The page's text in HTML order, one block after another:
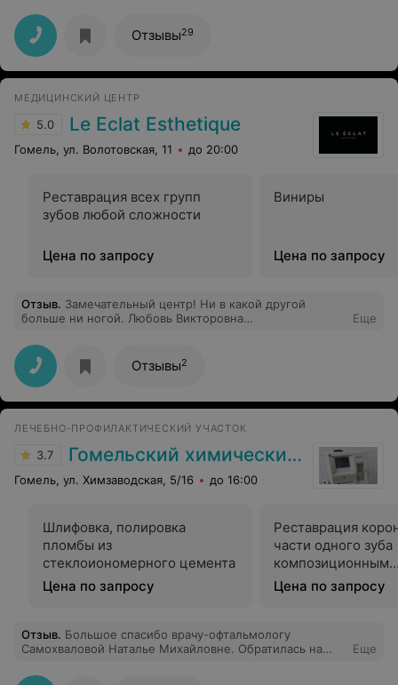
кариозной полости при
разрушении до 1/3 коронки
зуба
сделать санаторно- курортную книжку в самом
санатории
Отзывы29
МЕДИЦИНСКИЙ ЦЕНТР
5.0 Le Eclat Esthetique
Гомель, ул. Волотовская, 11 до 20:00
Реставрация всех групп
зубов любой сложности
Цена по запросу
Виниры
Цена по запросу
Отзыв. Замечательный центр! Ни в какой другой
больше ни ногой. Любовь Викторовна
восторг!
Еще
Отзывы2
ЛЕЧЕБНО-ПРОФИЛАКТИЧЕСКИЙ УЧАСТОК
3.7 Гомельский химический завод
Гомель, ул. Химзаводская, 5/16 до 16:00
Шлифовка, полировка
пломбы из
стеклоиономерного цемента
Цена по запросу
Реставрация
части одного зуба
композиционным
материалом
отвержения при
Цена по запросу
Отзыв. Большое спасибо врачу-офтальмологу
Самохваловой Наталье Михайловне. Обратилась на
вопросы.
Еще